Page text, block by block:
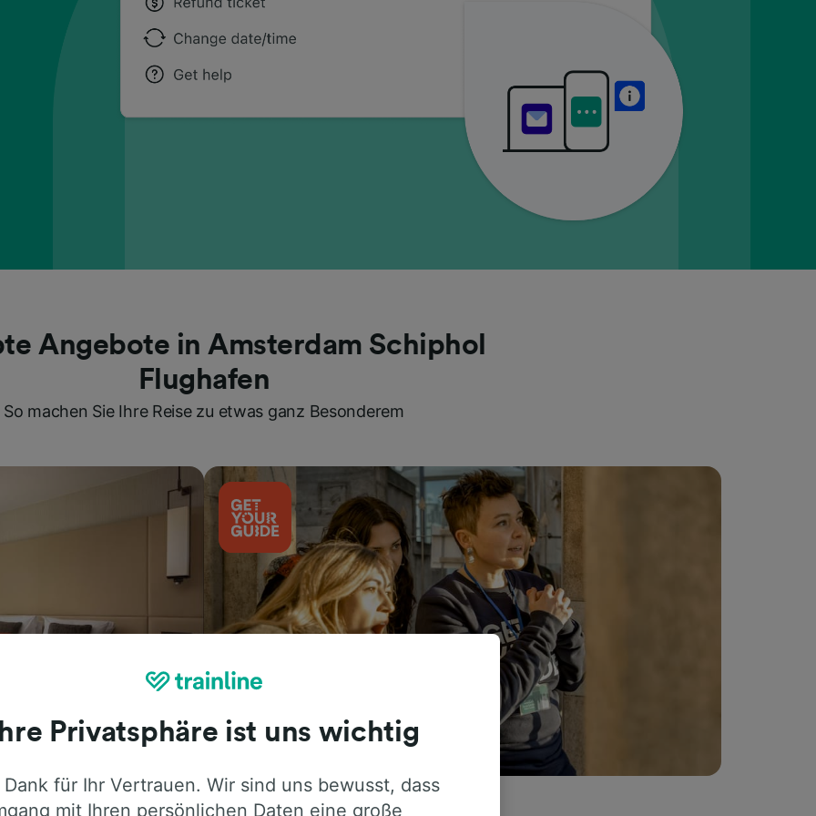
Angebote in Amsterdam Schiphol
Flughafen
So machen Sie Ihre Reise zu etwas ganz Besonderem
Aktivitäten
Ihre Privatsphäre ist uns wichtig
für Ihr Vertrauen. Wir sind uns bewusst, dass
mit Ihren persönlichen Daten eine große